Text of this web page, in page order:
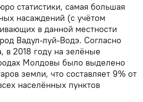
статистики, самая большая
насаждений (с учётом
в данной местности
Вадул-луй-Водэ. Согласно
в 2018 году на зелёные
Молдовы было выделено
земли, что составляет 9% от
населённых пунктов